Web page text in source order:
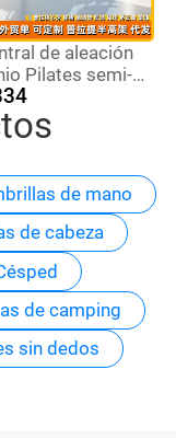
de aleación
Pilates semi-
estudio
de fitness
reformador
de mano
de cabeza
de camping
sin dedos